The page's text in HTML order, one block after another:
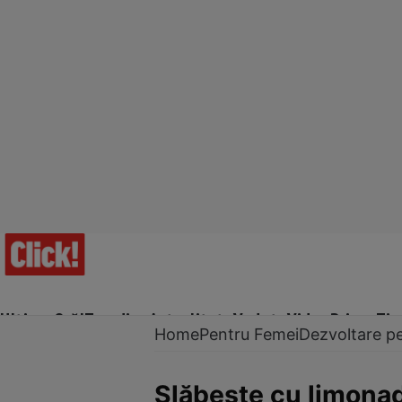
Ultima Oră!Trending Actualitate Vedete Video Prime Time
HomePentru FemeiDezvoltare
Slăbeşte cu